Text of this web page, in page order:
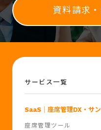
資料請求
サービス一覧
SaaS ｜座席管理DX・サ
座席管理ツール